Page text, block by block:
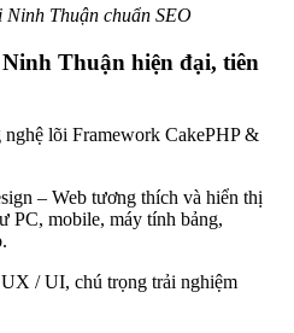
Ninh Thuận chuẩn SEO
Thuận hiện đại, tiên
lõi Framework CakePHP &
– Web tương thích và hiển thị
PC, mobile, máy tính bảng,
/ UI, chú trọng trải nghiệm